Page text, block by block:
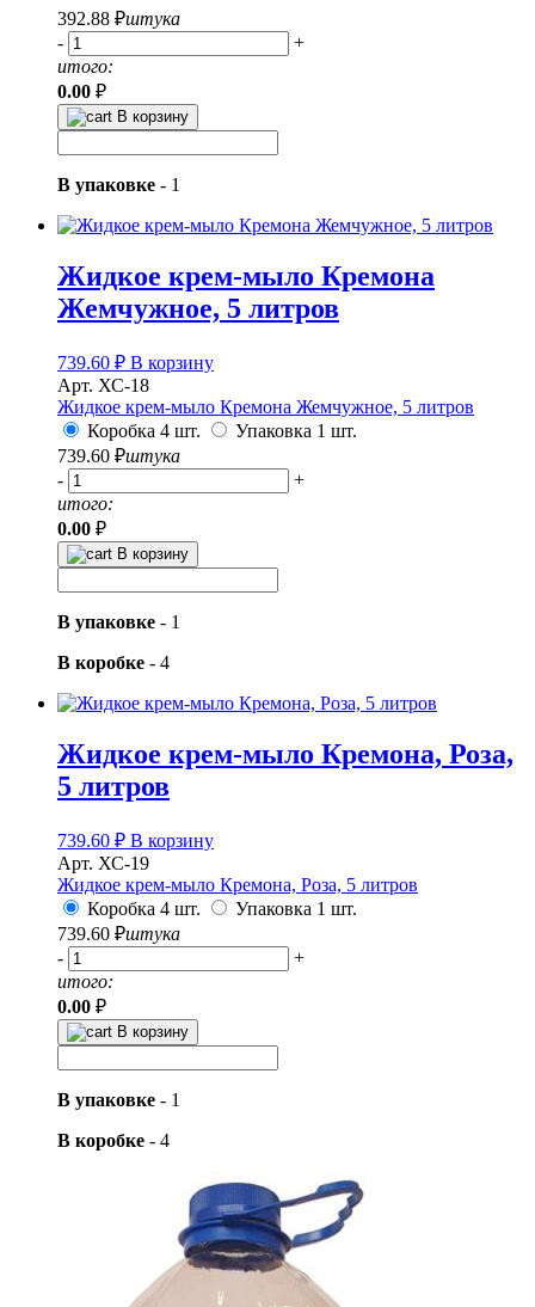
392.88 ₽штука
-
+
итого:
0.00 ₽
В корзину
В упаковке - 1
Жидкое крем-мыло Кремона
Жемчужное, 5 литров
739.60 ₽ В корзину
Арт. ХС-18
Жидкое крем-мыло Кремона Жемчужное, 5 литров
Коробка 4 шт.
Упаковка 1 шт.
739.60 ₽штука
-
+
итого:
0.00 ₽
В корзину
В упаковке - 1
В коробке - 4
Жидкое крем-мыло Кремона, Роза,
5 литров
739.60 ₽ В корзину
Арт. ХС-19
Жидкое крем-мыло Кремона, Роза, 5 литров
Коробка 4 шт.
Упаковка 1 шт.
739.60 ₽штука
-
+
итого:
0.00 ₽
В корзину
В упаковке - 1
В коробке - 4